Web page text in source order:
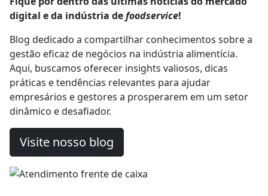
digital e da indústria defoodservice!
Blog dedicado a compartilhar conhecimentos sobre a
gestão eficaz de negócios na indústria alimentícia.
Aqui, buscamos oferecer insights valiosos, dicas
práticas e tendências relevantes para ajudar
empresários e gestores a prosperarem em um setor
dinâmico e desafiador.
Visite nosso blog
Tecnologia
Como um PDV
inteligente pode
transformar a gestão do
seu restaurante
Previous